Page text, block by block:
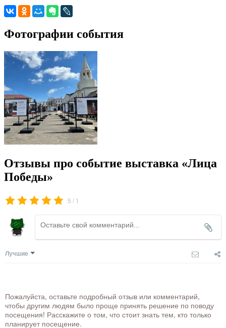
Фотографии события
Отзывы про событие выставка «Лица
Победы»
5 / 1
Лучшие
Пожалуйста, оставьте подробный отзыв или комментарий,
чтобы другим людям было проще принять решение по поводу
посещения! Расскажите о том, что стоит знать тем, кто только
планирует посещение.